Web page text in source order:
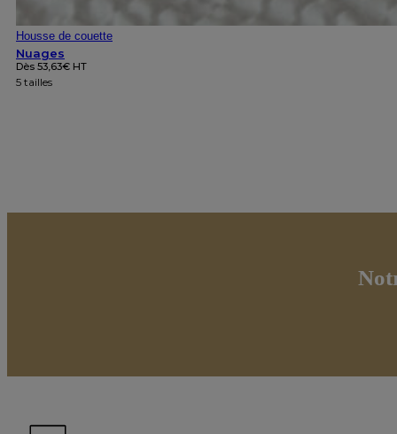
Housse de couette
Nuages
Dès 53,63€ HT
5 tailles